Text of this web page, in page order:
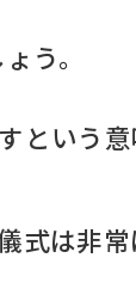
う。
という
式は非常